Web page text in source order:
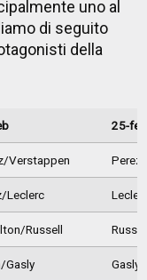
uno al
di seguito
della
25-feb
Verstappen Perez
Leclerc
Russell
Gasly